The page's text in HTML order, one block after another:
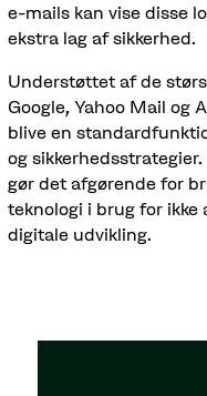
e-mails kan vise disse
ekstra lag af sikkerhed.
Understøttet af de
Google, Yahoo Mail og
blive en
og
gør det afgørende for
teknologi i brug for ikke
digitale udvikling.